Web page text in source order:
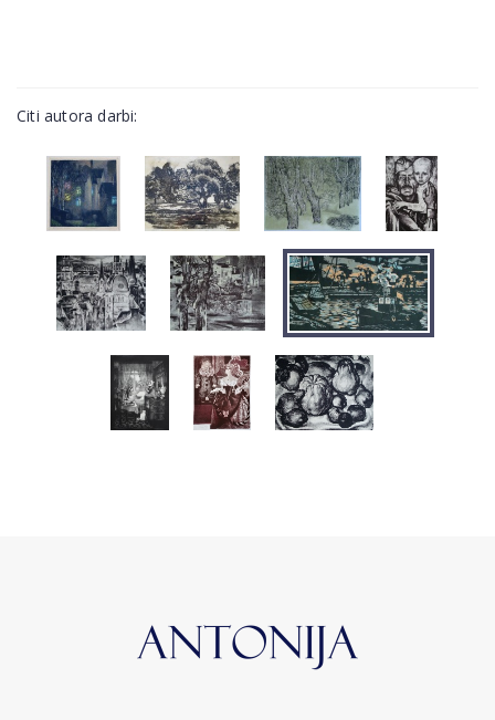
Citi autora darbi: